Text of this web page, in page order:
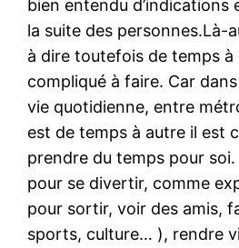
bien entendu
la suite des personnes.Là-
à dire toutefois de temps à
compliqué à faire. Car
vie quotidienne, entre
est de temps à autre il est
prendre du temps pour soi.
pour se divertir, comme
pour sortir, voir des amis,
sports, culture… ), rendre